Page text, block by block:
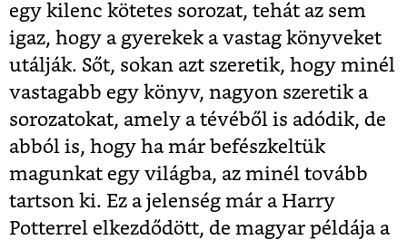
egy kilenc kötetes sorozat, tehát az sem
igaz, hogy a gyerekek a vastag könyveket
utálják. Sőt, sokan azt szeretik, hogy minél
vastagabb egy könyv, nagyon szeretik a
sorozatokat, amely a tévéből is adódik, de
abból is, hogy ha már befészkeltük
magunkat egy világba, az minél tovább
tartson ki. Ez a jelenség már a Harry
Potterrel elkezdődött, de magyar példája a